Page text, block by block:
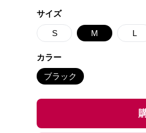
サイズ
S M L
カラー
ブラック